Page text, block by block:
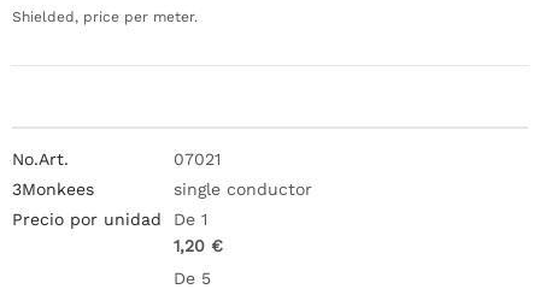
07021
single conductor
De 1
1,20 €
De 5
Shielded, price per meter.